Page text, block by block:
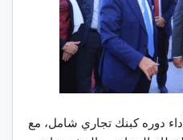
دوره كبنك تجاري شامل، مع